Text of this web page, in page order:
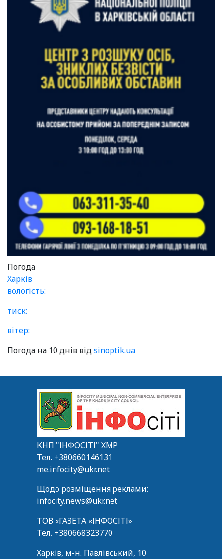
Погода
Харків
вологість:
тиск:
вітер:
Погода на 10 днів відsinoptik.ua
КНП "ІНФОСІТІ" ХМР
Тел. +380660146131
me.infocity@ukr.net
Щодо розміщення реклами:
infocity.news@ukr.net
ТОВ «ГАЗЕТА «ІНФОСІТІ»
Тел. +380668323770
Харків, м-н. Павлівський, 10